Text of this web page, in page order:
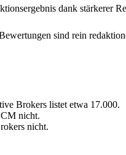
dank
sind rein
Brokers listet etwa 17.000.
nicht.
nicht.